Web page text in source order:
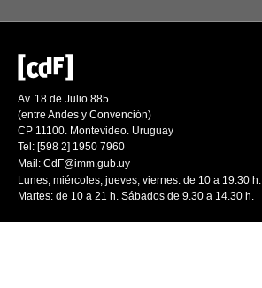
Av. 18 de Julio 885
(entre Andes y Convención)
CP 11100. Montevideo. Uruguay
Tel: [598 2] 1950 7960
Mail: CdF@imm.gub.uy
Lunes, miércoles, jueves, viernes: de 10 a 19.30 h.
Martes: de 10 a 21 h. Sábados de 9.30 a 14.30 h.